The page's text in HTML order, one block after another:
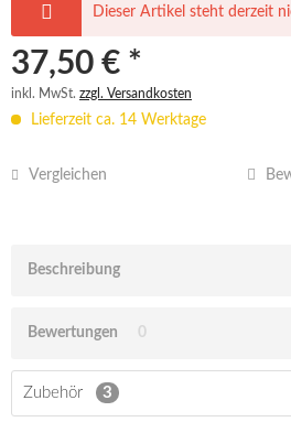
Dieser Artikel steht derzeit
37,50 € *
inkl. MwSt. zzgl. Versandkosten
Lieferzeit ca. 14 Werktage
Vergleichen
Beschreibung
Bewertungen 0
Zubehör 3